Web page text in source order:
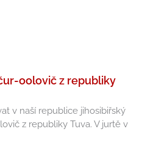
oolovič z republiky
v naší republice jihosibiřský
z republiky Tuva. V jurtě v